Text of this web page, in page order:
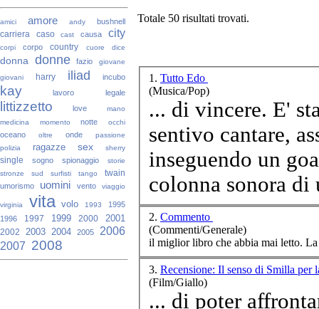
amici amore andy bushnell
carriera caso cast causa city
corpi corpo country cuore dice
donna donne fazio
giovane
giovani
harry iliad incubo
kay lavoro legale
littizzetto love
mano
medicina
momento notte occhi
oceano oltre onde
passione
polizia
ragazze sex sherry
single sogno spionaggio
storie
stronze
sud surfisti tango
twain
umorismo
uomini vento viaggio
virginia vita volo 1993
1995
1996
1997 1999 2000 2001
2002 2003 2004 2005
2006
2007 2008
Totale 50 risultati trovati.
1. Tutto Edo
(Musica/Pop)
... di vincere. E' stato così sin da quando ero ragazzino e
sentivo cantare,
inseguendo un goal...". E' goal di Edoardo
colonna sonora di
2. Commento
(Commenti/Generale)
il miglior libro che abbia mai letto.
3. Recensione: Il senso di Smilla per
(Film/Giallo)
... di poter